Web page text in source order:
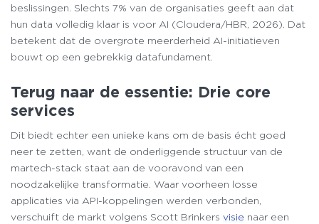
beslissingen. Slechts 7% van de organisaties geeft aan dat
hun data volledig klaar is voor AI (Cloudera/HBR, 2026). Dat
betekent dat de overgrote meerderheid AI-initiatieven
bouwt op een gebrekkig datafundament.
Terug naar de essentie: Drie core
services
Dit biedt echter een unieke kans om de basis écht goed
neer te zetten, want de onderliggende structuur van de
martech-stack staat aan de vooravond van een
noodzakelijke transformatie. Waar voorheen losse
applicaties via API-koppelingen werden verbonden,
verschuift de markt volgens Scott Brinkers visie naar een